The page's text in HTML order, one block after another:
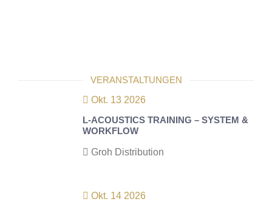
VERANSTALTUNGEN
Okt. 13 2026
L-ACOUSTICS TRAINING – SYSTEM &
WORKFLOW
Groh Distribution
Okt. 14 2026